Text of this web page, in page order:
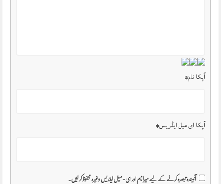
آپکا نام*
آپکا ای میل ایڈریس*
آئیندہ تبصرہ کرنے کے لیے میرا نام اور ای-میل ایڈریس وغیرہ محفوظ کر لیں۔